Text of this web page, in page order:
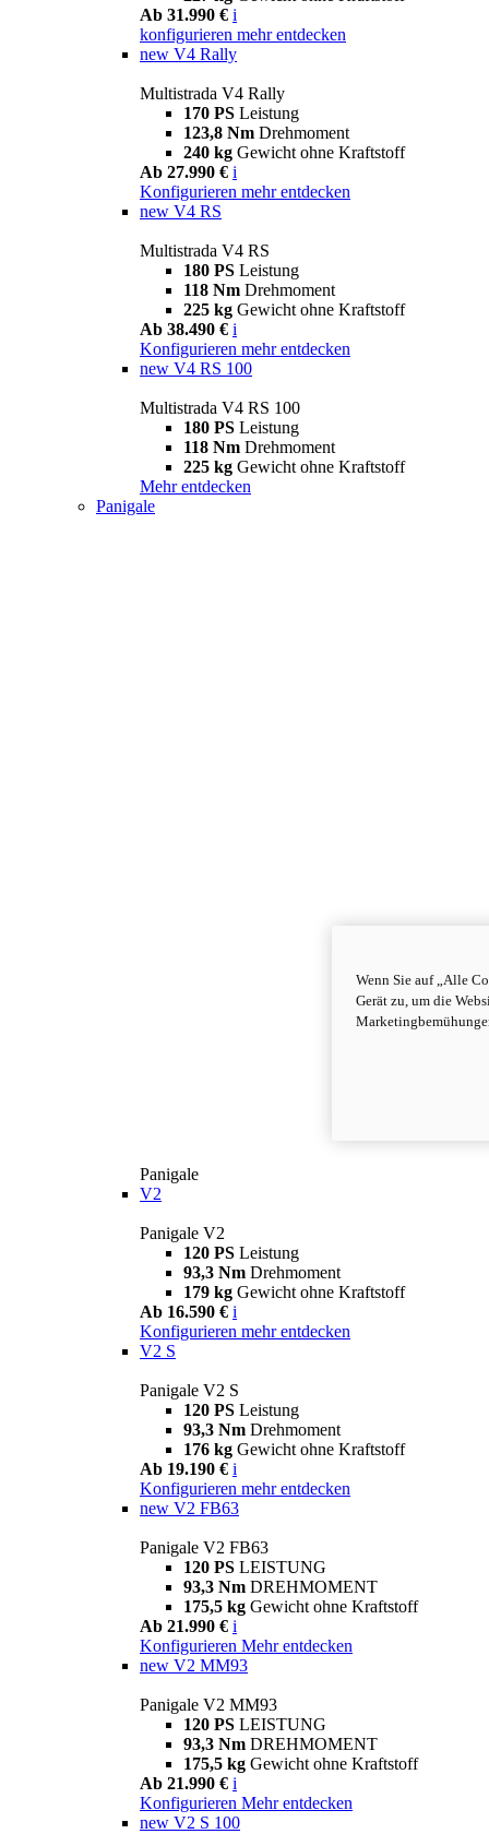
Ab 31.990 € i
konfigurieren mehr entdecken
new V4 Rally
Multistrada V4 Rally
170 PS Leistung
123,8 Nm Drehmoment
240 kg Gewicht ohne Kraftstoff
Ab 27.990 € i
Konfigurieren mehr entdecken
new V4 RS
Multistrada V4 RS
180 PS Leistung
118 Nm Drehmoment
225 kg Gewicht ohne Kraftstoff
Ab 38.490 € i
Konfigurieren mehr entdecken
new V4 RS 100
Multistrada V4 RS 100
180 PS Leistung
118 Nm Drehmoment
225 kg Gewicht ohne Kraftstoff
Mehr entdecken
Panigale
Panigale
V2
Panigale V2
120 PS Leistung
93,3 Nm Drehmoment
179 kg Gewicht ohne Kraftstoff
Ab 16.590 € i
Konfigurieren mehr entdecken
V2 S
Panigale V2 S
120 PS Leistung
93,3 Nm Drehmoment
176 kg Gewicht ohne Kraftstoff
Ab 19.190 € i
Konfigurieren mehr entdecken
new V2 FB63
Panigale V2 FB63
120 PS LEISTUNG
93,3 Nm DREHMOMENT
175,5 kg Gewicht ohne Kraftstoff
Ab 21.990 € i
Konfigurieren Mehr entdecken
new V2 MM93
Panigale V2 MM93
120 PS LEISTUNG
93,3 Nm DREHMOMENT
175,5 kg Gewicht ohne Kraftstoff
Ab 21.990 € i
Konfigurieren Mehr entdecken
new V2 S 100
Wenn Sie auf „Alle
Gerät zu, um die